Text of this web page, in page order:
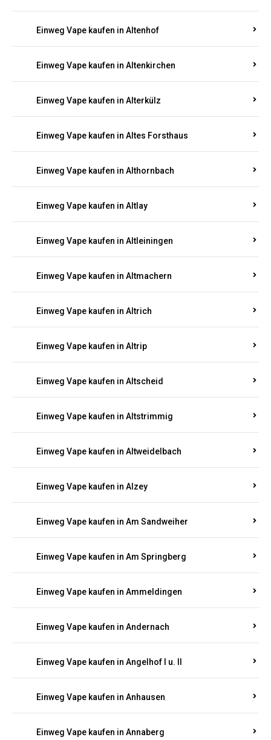
Einweg Vape kaufen in Altenkirchen
Einweg Vape kaufen in Alterkülz
Einweg Vape kaufen in Altes Forsthaus
Einweg Vape kaufen in Althornbach
Einweg Vape kaufen in Altlay
Einweg Vape kaufen in Altleiningen
Einweg Vape kaufen in Altmachern
Einweg Vape kaufen in Altrich
Einweg Vape kaufen in Altrip
Einweg Vape kaufen in Altscheid
Einweg Vape kaufen in Altstrimmig
Einweg Vape kaufen in Altweidelbach
Einweg Vape kaufen in Alzey
Einweg Vape kaufen in Am Sandweiher
Einweg Vape kaufen in Am Springberg
Einweg Vape kaufen in Ammeldingen
Einweg Vape kaufen in Andernach
Einweg Vape kaufen in Angelhof I u. II
Einweg Vape kaufen in Anhausen
Einweg Vape kaufen in Annaberg
Einweg Vape kaufen in Annweiler